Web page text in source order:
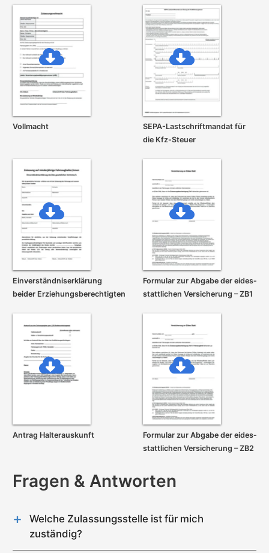
Vollmacht
SEPA-Lastschrift­mandat für
die Kfz-Steuer
Einverständnis­erklärung
beider Erziehungs­berechtigten
Formular zur Abgabe der eides­
stattlichen Versicherung – ZB1
Antrag Halterauskunft
Formular zur Abgabe der eides­
stattlichen Versicherung – ZB2
Fragen & Antworten
Welche Zulassungsstelle ist für mich
zuständig?
Im Kreis Oberhavel gibt es genau 1 Zulassungsstelle